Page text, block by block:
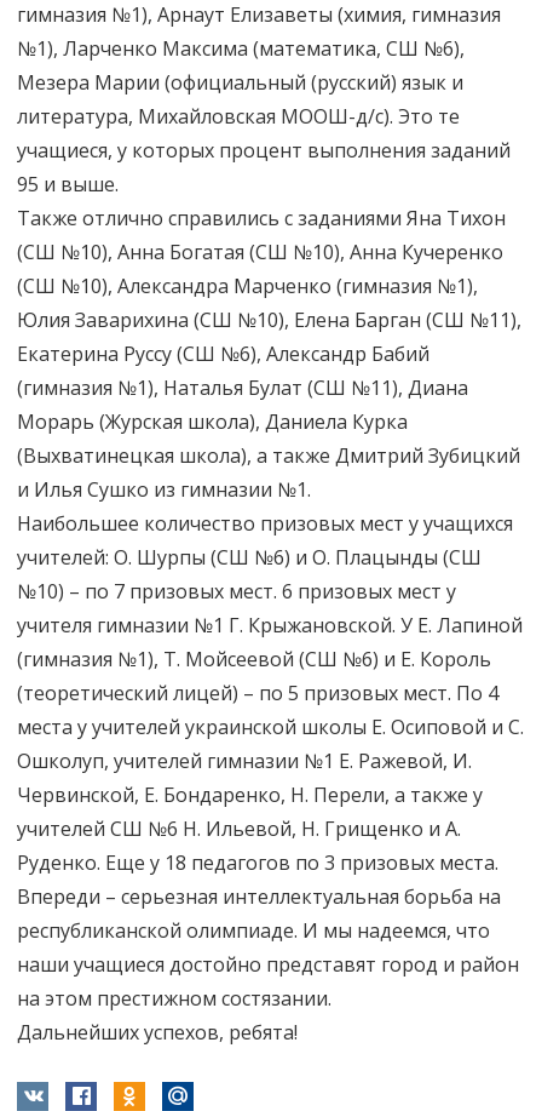
гимназия №1), Арнаут Елизаветы (химия, гимназия
№1), Ларченко Максима (математика, СШ №6),
Мезера Марии (официальный (русский) язык и
литература, Михайловская МООШ-д/с). Это те
учащиеся, у которых процент выполнения заданий
95 и выше.
Также отлично справились с заданиями Яна Тихон
(СШ №10), Анна Богатая (СШ №10), Анна Кучеренко
(СШ №10), Александра Марченко (гимназия №1),
Юлия Заварихина (СШ №10), Елена Барган (СШ №11),
Екатерина Руссу (СШ №6), Александр Бабий
(гимназия №1), Наталья Булат (СШ №11), Диана
Морарь (Журская школа), Даниела Курка
(Выхватинецкая школа), а также Дмитрий Зубицкий
и Илья Сушко из гимназии №1.
Наибольшее количество призовых мест у учащихся
учителей: О. Шурпы (СШ №6) и О. Плацынды (СШ
№10) – по 7 призовых мест. 6 призовых мест у
учителя гимназии №1 Г. Крыжановской. У Е. Лапиной
(гимназия №1), Т. Мойсеевой (СШ №6) и Е. Король
(теоретический лицей) – по 5 призовых мест. По 4
места у учителей украинской школы Е. Осиповой и С.
Ошколуп, учителей гимназии №1 Е. Ражевой, И.
Червинской, Е. Бондаренко, Н. Перели, а также у
учителей СШ №6 Н. Ильевой, Н. Грищенко и А.
Руденко. Еще у 18 педагогов по 3 призовых места.
Впереди – серьезная интеллектуальная борьба на
республиканской олимпиаде. И мы надеемся, что
наши учащиеся достойно представят город и район
на этом престижном состязании.
Дальнейших успехов, ребята!